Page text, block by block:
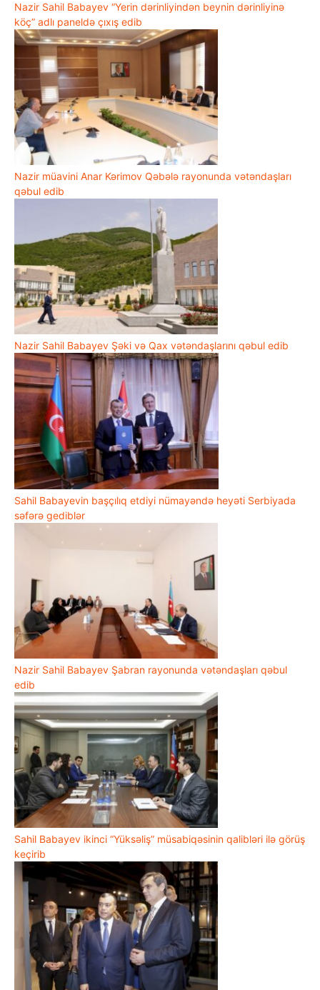
Nazir Sahil Babayev “Yerin dərinliyindən beynin dərinliyinə
köç” adlı paneldə çıxış edib
Nazir müavini Anar Kərimov Qəbələ rayonunda vətəndaşları
qəbul edib
Nazir Sahil Babayev Şəki və Qax vətəndaşlarını qəbul edib
Sahil Babayevin başçılıq etdiyi nümayəndə heyəti Serbiyada
səfərə gediblər
Nazir Sahil Babayev Şabran rayonunda vətəndaşları qəbul
edib
Sahil Babayev ikinci “Yüksəliş” müsabiqəsinin qalibləri ilə görüş
keçirib